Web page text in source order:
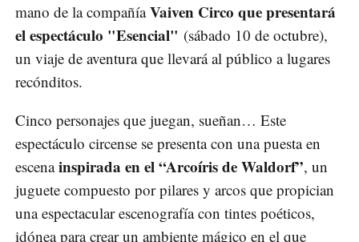
mano de la compañíaVaiven Circo que presentará
el espectáculo "Esencial" (sábado 10 de octubre),
un viaje de aventura que llevará al público a lugares
recónditos.
Cinco personajes que juegan, sueñan… Este
espectáculo circense se presenta con una puesta en
escenainspirada en el “Arcoíris de Waldorf”, un
juguete compuesto por pilares y arcos que propician
una espectacular escenografía con tintes poéticos,
idónea para crear un ambiente mágico en el que